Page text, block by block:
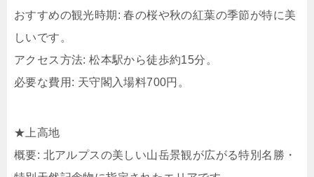
おすすめの観光時期: 春の桜や秋の紅葉の季節が特に美
しいです。​
アクセス方法: 松本駅から徒歩約15分。​
必要な費用: 天守閣入場料700円。​
★上高地
概要: 北アルプスの美しい山岳景観が広がる特別名勝・